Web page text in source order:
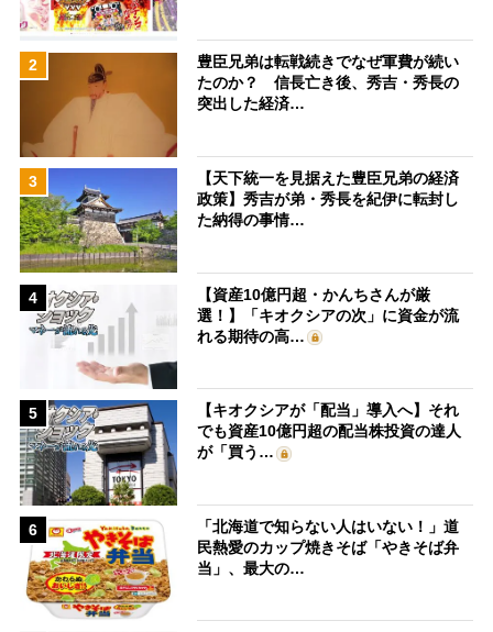
2
豊臣兄弟は転戦続きでなぜ軍費が続い
たのか？ 信長亡き後、秀吉・秀長の
突出した経済…
3
【天下統一を見据えた豊臣兄弟の経済
政策】秀吉が弟・秀長を紀伊に転封し
た納得の事情…
4
【資産10億円超・かんちさんが厳
選！】「キオクシアの次」に資金が流
れる期待の高…
5
【キオクシアが「配当」導入へ】それ
でも資産10億円超の配当株投資の達人
が「買う…
6
「北海道で知らない人はいない！」道
民熱愛のカップ焼きそば「やきそば弁
当」、最大の…